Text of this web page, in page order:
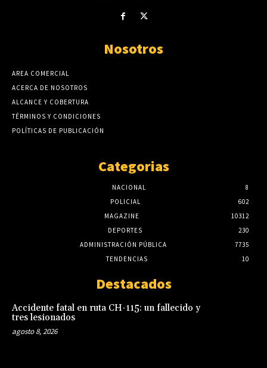
Nosotros
AREA COMERCIAL
ACERCA DE NOSOTROS
ALCANCE Y COBERTURA
TÉRMINOS Y CONDICIONES
POLÍTICAS DE PUBLICACIÓN
Categorias
NACIONAL
8
POLICIAL
602
MAGAZINE
10312
DEPORTES
230
ADMINISTRACIÓN PÚBLICA
7735
TENDENCIAS
10
Destacados
Accidente fatal en ruta CH-115: un fallecido y
tres lesionados
agosto 8, 2026